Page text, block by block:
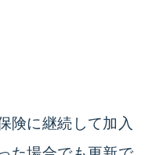
険に継続して加入